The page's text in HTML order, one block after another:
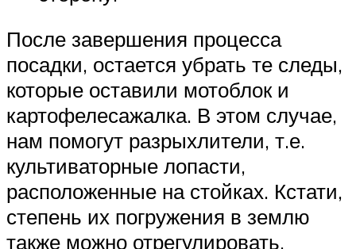
После завершения процесса
посадки, остается убрать те следы,
которые оставили мотоблок и
картофелесажалка. В этом случае,
нам помогут разрыхлители, т.е.
культиваторные лопасти,
расположенные на стойках. Кстати,
степень их погружения в землю
также можно отрегулировать.